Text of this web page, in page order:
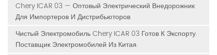
Chery ICAR 03 — Оптовый Электрический Внедорожник
Для Импортеров И Дистрибьюторов
Чистый Электромобиль Chery ICAR 03 Готов К Экспорту.
Поставщик Электромобилей Из Китая.